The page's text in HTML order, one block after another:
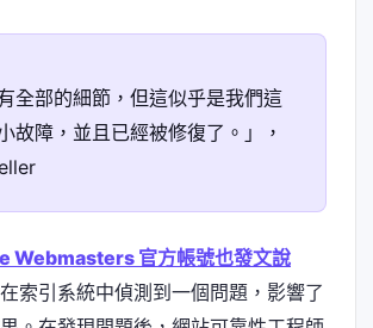
有全部的細節，但這似乎是我們這
故障，並且已經被修復了。」，
Webmasters 官方帳號也發文說
索引系統中偵測到一個問題，影響了